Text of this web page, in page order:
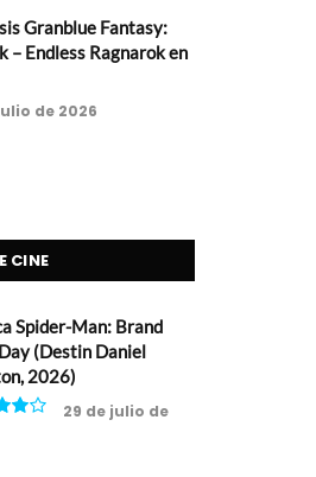
Granblue Fantasy:
– Endless Ragnarok en
de 2026
CINE
Spider-Man: Brand
(Destin Daniel
2026)
29 de julio de